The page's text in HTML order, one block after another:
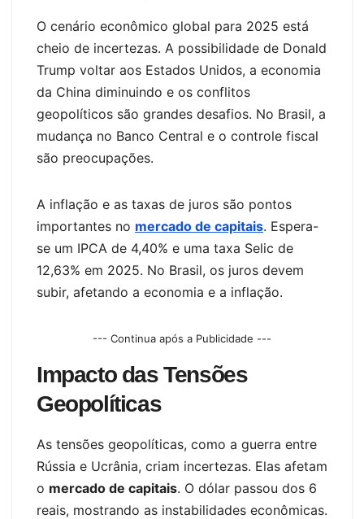
O cenário econômico global para 2025 está
cheio de incertezas. A possibilidade de Donald
Trump voltar aos Estados Unidos, a economia
da China diminuindo e os conflitos
geopolíticos são grandes desafios. No Brasil, a
mudança no Banco Central e o controle fiscal
são preocupações.
A inflação e as taxas de juros são pontos
importantes no mercado de capitais. Espera-
se um IPCA de 4,40% e uma taxa Selic de
12,63% em 2025. No Brasil, os juros devem
subir, afetando a economia e a inflação.
--- Continua após a Publicidade ---
Impacto das Tensões
Geopolíticas
As tensões geopolíticas, como a guerra entre
Rússia e Ucrânia, criam incertezas. Elas afetam
o mercado de capitais. O dólar passou dos 6
reais, mostrando as instabilidades econômicas.